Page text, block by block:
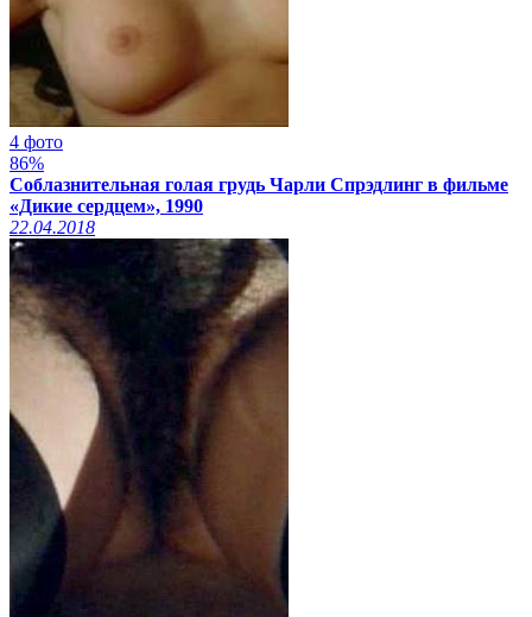
4 фото
86%
Соблазнительная голая грудь Чарли Спрэдлинг в фильме
«Дикие сердцем», 1990
22.04.2018